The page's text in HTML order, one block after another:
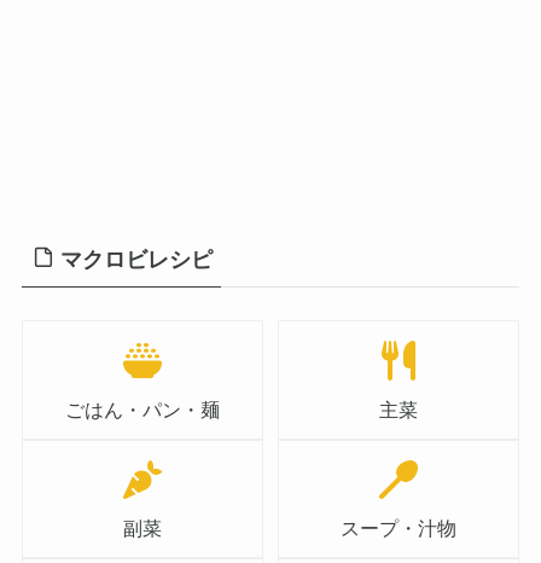
マクロビレシピ
ごはん・パン・麺 主菜
副菜 スープ・汁物